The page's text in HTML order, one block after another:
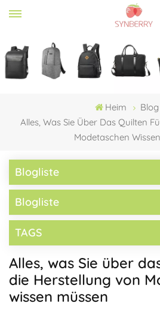
Heim
Blog
Alles, Was Sie Über Das Quilten
Modetaschen
Blogliste
Blogliste
TAGS
Alles, was Sie über
die Herstellung von
wissen müssen